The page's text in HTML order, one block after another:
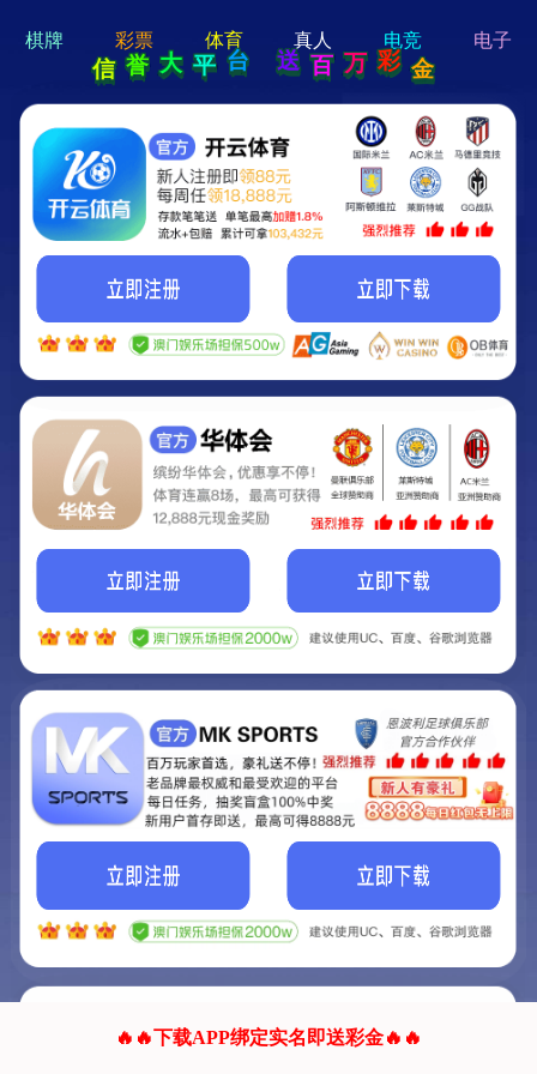
hi 💗
Hey Guys!
我们即将上线啦...
我们的网站正在建设.
它将是非常棒的网站.
联系我们!